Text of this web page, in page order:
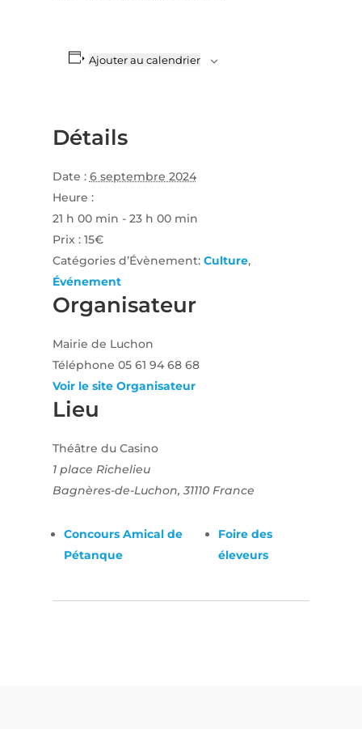
Ajouter au calendrier
Détails
Date : 6 septembre 2024
Heure :
21 h 00 min - 23 h 00 min
Prix : 15€
Catégories d’Évènement: Culture,
Événement
Lieu
Théâtre du Casino
1 place Richelieu
Bagnères-de-Luchon, 31110 France
Organisateur
Mairie de Luchon
Téléphone 05 61 94 68 68
Voir le site Organisateur
Concours Amical de
Pétanque
Foire des
éleveurs